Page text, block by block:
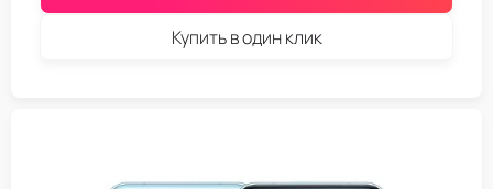
Купить в один клик